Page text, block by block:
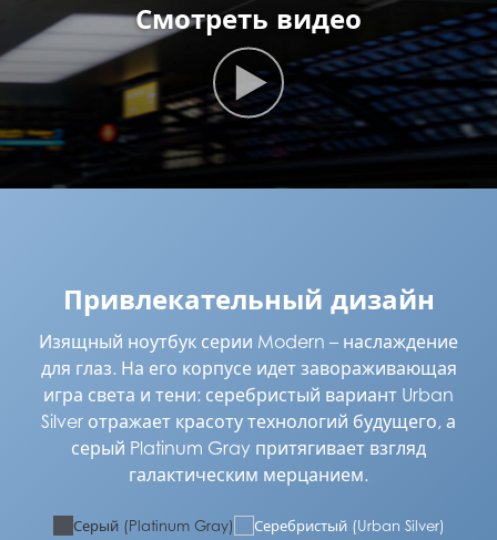
Смотреть видео
Привлекательный дизайн
Изящный ноутбук серии Modern – наслаждение
для глаз. На его корпусе идет завораживающая
игра света и тени: серебристый вариант Urban
Silver отражает красоту технологий будущего, а
серый Platinum Gray притягивает взгляд
галактическим мерцанием.
Серый (Platinum Gray) Серебристый (Urban Silver)